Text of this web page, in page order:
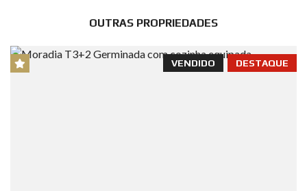
OUTRAS PROPRIEDADES
DESTAQUE
VENDIDO